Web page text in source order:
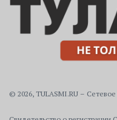
© 2026, TULASMI.RU –